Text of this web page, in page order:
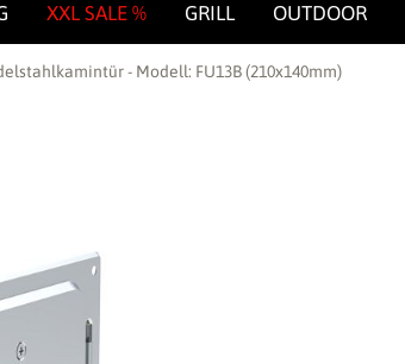
XXL SALE % GRILL OUTDOOR
- Modell: FU13B (210x140mm)